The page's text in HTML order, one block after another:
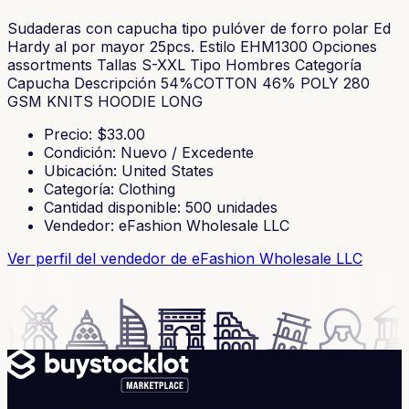
Sudaderas con capucha tipo pulóver de forro polar Ed
Hardy al por mayor 25pcs. Estilo EHM1300 Opciones
assortments Tallas S-XXL Tipo Hombres Categoría
Capucha Descripción 54%COTTON 46% POLY 280
GSM KNITS HOODIE LONG
Precio: $33.00
Condición: Nuevo / Excedente
Ubicación: United States
Categoría: Clothing
Cantidad disponible: 500 unidades
Vendedor: eFashion Wholesale LLC
Ver perfil del vendedor de eFashion Wholesale LLC